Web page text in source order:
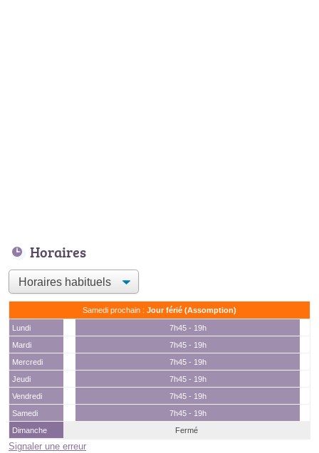
Horaires
Samedi prochain : Jour férié (Assomption)
Lundi
7h45 - 19h
Mardi
7h45 - 19h
Mercredi
7h45 - 19h
Jeudi
7h45 - 19h
Vendredi
7h45 - 19h
Samedi
7h45 - 19h
Dimanche
Fermé
Signaler une erreur